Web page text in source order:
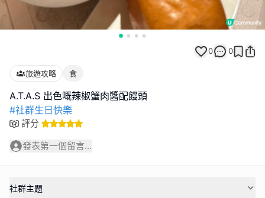
0 0
旅遊攻略 食
#社群生日快樂
評分
發表第一個留言...
社群主題